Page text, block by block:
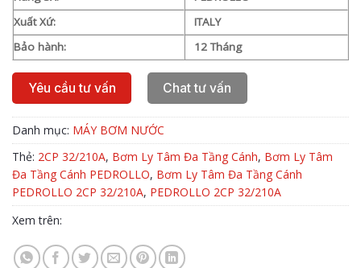
Xuất Xứ:
ITALY
Bảo hành:
12 Tháng
Yêu cầu tư vấn Chat tư vấn
Danh mục: MÁY BƠM NƯỚC
Thẻ: 2CP 32/210A, Bơm Ly Tâm Đa Tầng Cánh, Bơm Ly Tâm
Đa Tầng Cánh PEDROLLO, Bơm Ly Tâm Đa Tầng Cánh
PEDROLLO 2CP 32/210A, PEDROLLO 2CP 32/210A
Xem trên: